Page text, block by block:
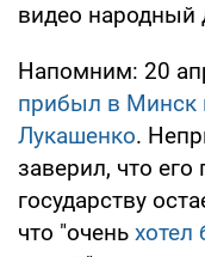
видео народный
Напомним: 20
прибыл в Минск
Лукашенко.
заверил, что
государству
что "очень